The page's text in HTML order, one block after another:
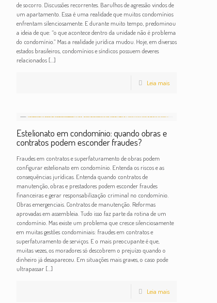
de socorro. Discussões recorrentes. Barulhos de agressão vindos de
um apartamento. Essa é uma realidade que muitos condomínios
enfrentam silenciosamente. E durante muito tempo, predominou
a ideia de que: “o que acontece dentro da unidade não é problema
do condomínio.” Mas a realidade jurídica mudou. Hoje, em diversos
estados brasileiros, condomínios e síndicos possuem deveres
relacionados[…]
Leia mais
Estelionato em condomínio: quando obras e
contratos podem esconder fraudes?
Fraudes em contratos e superfaturamento de obras podem
configurar estelionato em condomínio. Entenda os riscos e as
consequências jurídicas. Entenda quando contratos de
manutenção, obras e prestadores podem esconder fraudes
financeiras e gerar responsabilização criminal no condomínio.
Obras emergenciais. Contratos de manutenção. Reformas
aprovadas em assembleia. Tudo isso faz parte da rotina de um
condomínio. Mas existe um problema que cresce silenciosamente
em muitas gestões condominiais: fraudes em contratos e
superfaturamento de serviços. E o mais preocupante é que,
muitas vezes, os moradores só descobrem o prejuízo quando o
dinheiro já desapareceu. Em situações mais graves, o caso pode
ultrapassar[…]
Leia mais